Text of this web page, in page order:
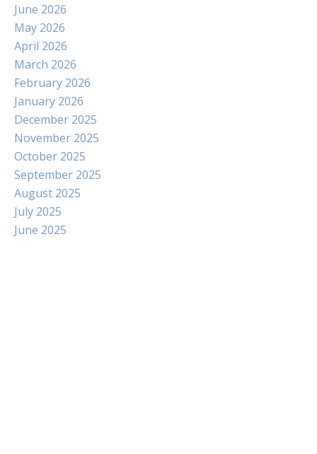
June 2026
May 2026
April 2026
March 2026
February 2026
January 2026
December 2025
November 2025
October 2025
September 2025
August 2025
July 2025
June 2025